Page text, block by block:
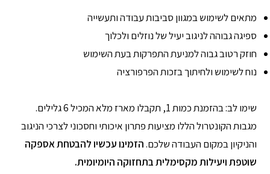
מתאים לשימוש במגוון סביבות עבודה ותעשייה
ספיגה גבוהה לניגוב יעיל של נוזלים ולכלוך
חוזק רטוב גבוה למניעת התפרקות בעת השימוש
נוח לשימוש ולחיתוך בזכות הפרפורציה
שימו לב: בהזמנת כמות 1, תקבלו מארז מלא המכיל 6 גלילים.
מגבות הקונטרול הללו מציעות פתרון איכותי וחסכוני לצרכי הניגוב
והניקיון במקום העבודה שלכם.הזמינו עכשיו להבטחת אספקה
שוטפת ויעילות מקסימלית בתחזוקה היומיומית.